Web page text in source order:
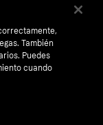
También
Puedes
cuando